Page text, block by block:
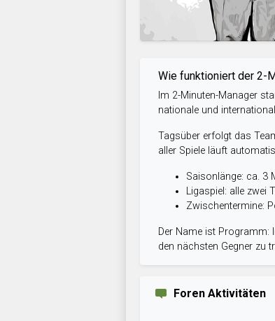
Wie funktioniert der 2-
Im 2-Minuten-Manager
nationale und
Tagsüber erfolgt das
aller Spiele läuft
Saisonlänge: ca. 3
Ligaspiel: alle zwei
Zwischentermine:
Der Name ist Programm:
den nächsten Gegner zu
Foren Aktivitäten